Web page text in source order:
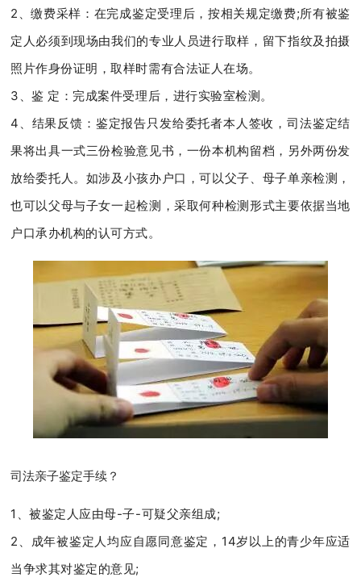
2、缴费采样：在完成鉴定受理后，按相关规定缴费;所有被鉴
定人必须到现场由我们的专业人员进行取样，留下指纹及拍摄
照片作身份证明，取样时需有合法证人在场。
3、鉴 定：完成案件受理后，进行实验室检测。
4、结果反馈：鉴定报告只发给委托者本人签收，司法鉴定结
果将出具一式三份检验意见书，一份本机构留档，另外两份发
放给委托人。如涉及小孩办户口，可以父子、母子单亲检测，
也可以父母与子女一起检测，采取何种检测形式主要依据当地
户口承办机构的认可方式。
司法亲子鉴定手续？
1、被鉴定人应由母-子-可疑父亲组成;
2、成年被鉴定人均应自愿同意鉴定，14岁以上的青少年应适
当争求其对鉴定的意见;